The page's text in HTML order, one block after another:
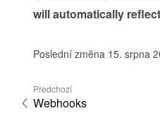
will automatically
Poslední změna 15. srpna
Předchozí
Webhooks